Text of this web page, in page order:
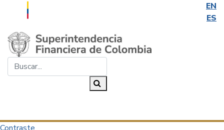
EN
ES
Saltar al contenido principal